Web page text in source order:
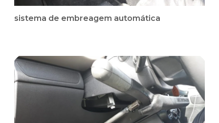
sistema de embreagem automática